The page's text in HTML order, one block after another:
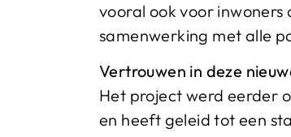
vooral ook voor
samenwerking met alle
Vertrouwen in deze
Het project werd eerder
en heeft geleid tot een